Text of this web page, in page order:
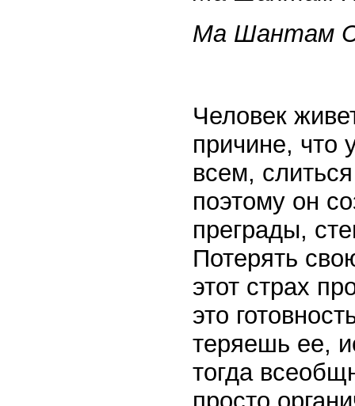
Ма Шантам
Человек
причине, что
всем,
поэтому он
преграды,
Потерять
этот страх
это
теряешь ее,
тогда